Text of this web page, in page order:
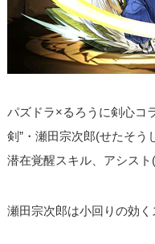
パズドラ×るろうに剣心コ
剣”・瀬田宗次郎(せたそう
潜在覚醒スキル、アシスト
瀬田宗次郎は小回りの効く